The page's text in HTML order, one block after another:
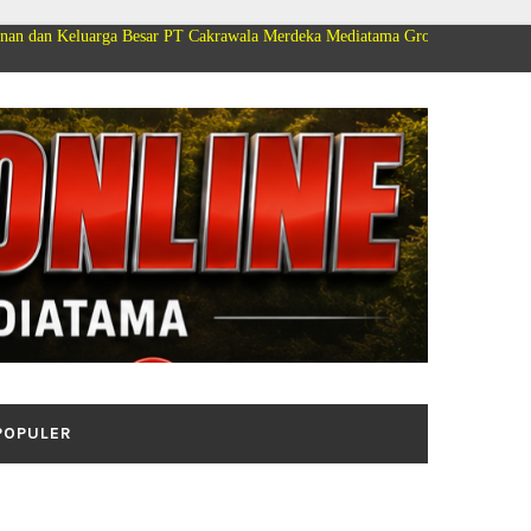
PT Cakrawala Merdeka Mediatama Group Mengucapkan Selamat